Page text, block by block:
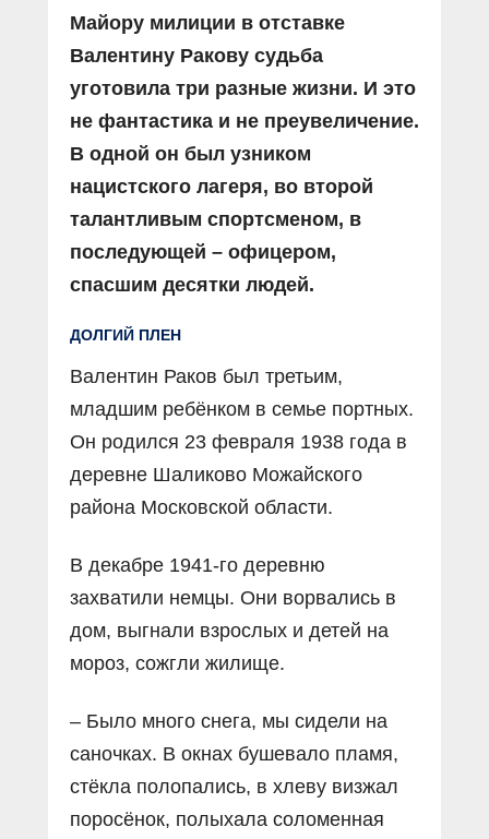
Майору милиции в отставке
Валентину Ракову судьба
уготовила три разные жизни. И это
не фантастика и не преувеличение.
В одной он был узником
нацистского лагеря, во второй
талантливым спортсменом, в
последующей – офицером,
спасшим десятки людей.
ДОЛГИЙ ПЛЕН
Валентин Раков был третьим,
младшим ребёнком в семье портных.
Он родился 23 февраля 1938 года в
деревне Шаликово Можайского
района Московской области.
В декабре 1941-го деревню
захватили немцы. Они ворвались в
дом, выгнали взрослых и детей на
мороз, сожгли жилище.
– Было много снега, мы сидели на
саночках. В окнах бушевало пламя,
стёкла полопались, в хлеву визжал
поросёнок, полыхала соломенная